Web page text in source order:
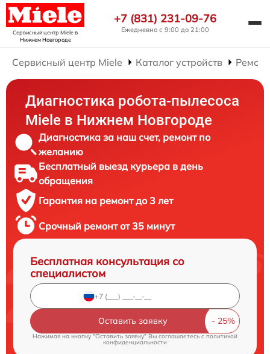
Сервисный центр Mieleв
Нижнем Новгороде
+7 (831) 231-09-76
Ежедневно с 9:00 до 21:00
Сервисный центр Miele Каталог устройств
Диагностика робота-пылесоса
Miele в Нижнем Новгороде
Диагностика за наш счет, ремонт по
желанию
Бесплатный выезд курьера в день
обращения
Гарантия на ремонт до 3 лет
Срочный ремонт от 35 минут
Бесплатная консультация со
специалистом
Оставить заявку
Нажимая на кнопку "Оставить заявку" Вы соглашаетесь cполитикой
конфиденциальности